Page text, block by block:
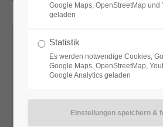
Anmelden
|Lost your password?
Google Maps, OpenStreetMap und
geladen
Statistik
Es werden notwendige Cookies,
Google Maps, OpenStreetMap,
Google Analytics geladen